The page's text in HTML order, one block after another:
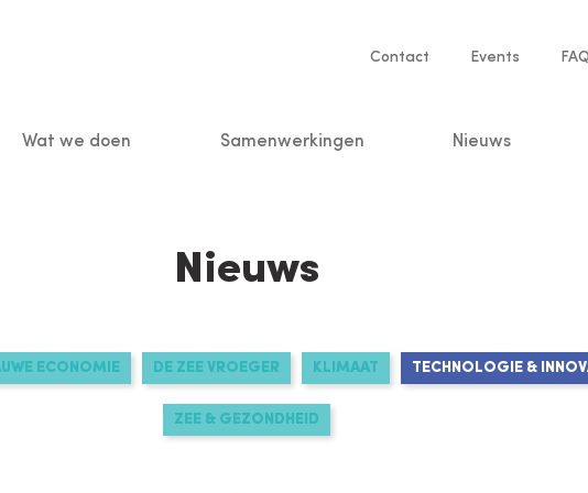
Service
Contact Events FAQ
Wat we doen Samenwerkingen Nieuws
Nieuws
ECONOMIE DE ZEE VROEGER KLIMAAT TECHNOLOGIE &
ZEE & GEZONDHEID